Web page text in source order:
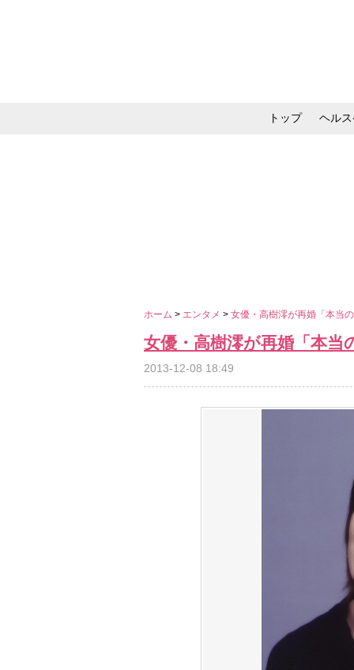
トップ ヘル
ホーム > エンタメ > 女優・高樹澪が再婚「本当
女優・高樹澪が再婚「本
2013-12-08 18:49